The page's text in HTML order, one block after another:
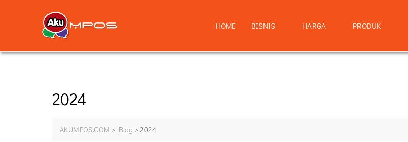
HOME BISNIS HARGA PRODUK
2024
AKUMPOS.COM > Blog >2024